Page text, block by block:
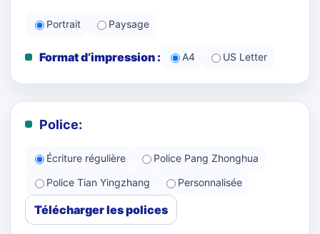
Portrait Paysage
Format d’impression : A4 US Letter
Police:
Écriture régulière
Police Pang Zhonghua
Police Tian Yingzhang
Personnalisée
Télécharger les polices